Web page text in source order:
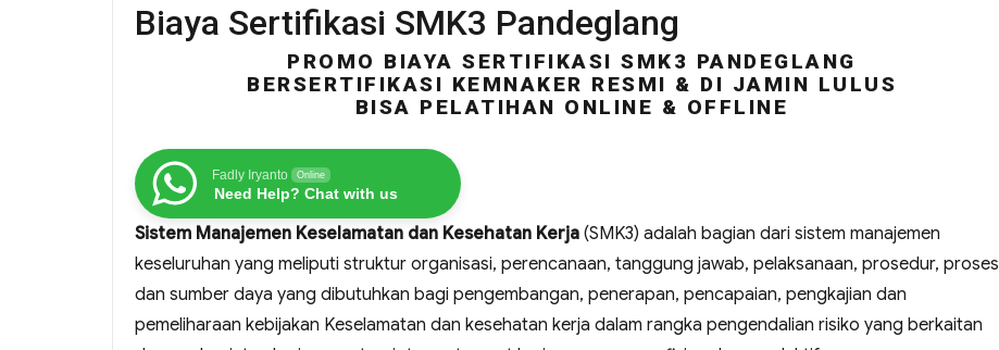
Biaya Sertifikasi SMK3 Pandeglang
PROMO BIAYA SERTIFIKASI SMK3 PANDEGLANG
BERSERTIFIKASI KEMNAKER RESMI & DI JAMIN LULUS
BISA PELATIHAN ONLINE & OFFLINE
Fadly Iryanto Online
Need Help? Chat with us
Sistem Manajemen Keselamatan dan Kesehatan Kerja (SMK3) adalah bagian dari sistem manajemen
keseluruhan yang meliputi struktur organisasi, perencanaan, tanggung jawab, pelaksanaan, prosedur, proses
dan sumber daya yang dibutuhkan bagi pengembangan, penerapan, pencapaian, pengkajian dan
pemeliharaan kebijakan Keselamatan dan kesehatan kerja dalam rangka pengendalian risiko yang berkaitan